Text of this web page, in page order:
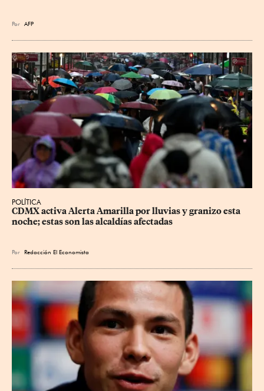
Por AFP
POLÍTICA
CDMX activa Alerta Amarilla por lluvias y granizo esta
noche; estas son las alcaldías afectadas
Por Redacción El Economista